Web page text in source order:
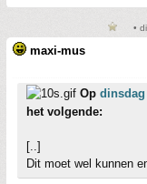
•
maxi-mus
Op dinsdag
het volgende:
[..]
Dit moet wel kunnen